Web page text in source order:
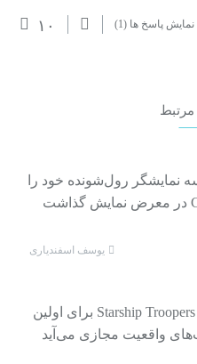
۱۰ نمایش پاسخ ها (1)
مرتبط
نمایشگر رول‌شونده خود را
یوسف اسفندیاری
ببینید؛ سری Starship Troopers برای اولین
واقعیت مجازی می‌آید